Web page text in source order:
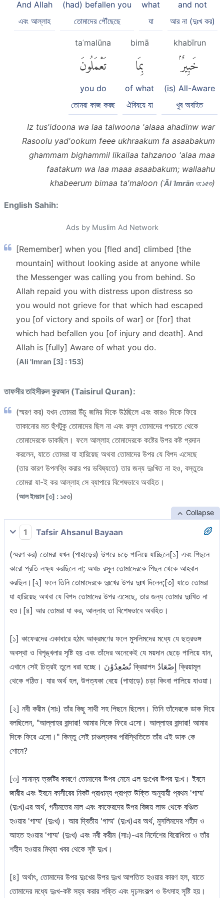
and not
আর না (দুঃখ কর)
what
যা
(had) befallen you
তোমাদের পৌঁছেছে
And Allah
এবং আল্লাহ
khabīrun
خَبِيرٌۢ
(is) All-Aware
খুব অবহিত
bimā
بِمَا
of what
ঐবিষয়ে যা
taʿmalūna
تَعْمَلُونَ
you do
তোমরা কাজ করছ
Iz tus'idoona wa laa talwoona 'alaaa ahadinw war
Rasoolu yad'ookum feee ukhraakum fa asaabakum
ghammam bighammil likailaa tahzanoo 'alaa maa
faatakum wa laa maaa asaabakum; wallaahu
khabeerum bimaa ta'maloon (ʾĀl ʿImrān ৩:১৫৩)
English Sahih:
Ads by Muslim Ad Network
[Remember] when you [fled and] climbed [the
mountain] without looking aside at anyone while
the Messenger was calling you from behind. So
Allah repaid you with distress upon distress so
you would not grieve for that which had escaped
you [of victory and spoils of war] or [for] that
which had befallen you [of injury and death]. And
Allah is [fully] Aware of what you do.
(Ali 'Imran [3] : 153)
তাফসীর তাইসীরুল কুরআন (Taisirul Quran):
(স্মরণ কর) যখন তোমরা উঁচু জমির দিকে উঠছিলে এবং কারও দিকে ফিরে
তাকানোর মত হুঁশটুকু তোমাদের ছিল না এবং রসূল তোমাদের পশ্চাতে থেকে
তোমাদেরকে ডাকছিল। ফলে আল্লাহ তোমাদেরকে কষ্টের উপর কষ্ট প্রদান
করলেন, যাতে তোমরা যা হারিয়েছ অথবা তোমাদের উপর যে বিপদ এসেছে
(তার কারণ উপলব্ধি করার পর ভবিষ্যতে) তার জন্য দুঃখিত না হও, বস্তুতঃ
তোমরা যা-ই কর আল্লাহ সে ব্যাপারে বিশেষভাবে অবহিত।
(আল ইমরান [৩] : ১৫৩)
Collapse
1 Tafsir Ahsanul Bayaan
(স্মরণ কর) তোমরা যখন (পাহাড়ের) উপরে চড়ে পালিয়ে যাচ্ছিলে[১] এবং পিছনে
কারো প্রতি লক্ষ্য করছিলে না; অথচ রসূল তোমাদেরকে পিছন থেকে আহবান
করছিল।[২] ফলে তিনি তোমাদেরকে দুঃখের উপর দুঃখ দিলেন;[৩] যাতে তোমরা
যা হারিয়েছ অথবা যে বিপদ তোমাদের উপর এসেছে, তার জন্য তোমার দুঃখিত না
হও।[৪] আর তোমরা যা কর, আল্লাহ তা বিশেষভাবে অবহিত।
[১] কাফেরদের একাধারে হঠাৎ আক্রমণের ফলে মুসলিমদের মধ্যে যে ছত্রভঙ্গ
অবস্থা ও বিশৃঙ্খলার সৃষ্টি হয় এবং তাঁদের অনেকেই যে ময়দান ছেড়ে পালিয়ে যান,
এখানে সেই চিত্রই তুলে ধরা হচ্ছে। تُصْعِدُوْنَ ক্রিয়াপদ إِصْعَادٌ ক্রিয়ামূল
থেকে গঠিত। যার অর্থ হল, উপত্যকা বেয়ে (পাহাড়ে) চড়া কিংবা পালিয়ে যাওয়া।
[২] নবী করীম (সাঃ) তাঁর কিছু সাথী সহ পিছনে ছিলেন। তিনি তাঁদেরকে ডাক দিয়ে
বলছিলেন, "আল্লাহর বান্দারা! আমার দিকে ফিরে এসো। আল্লাহর বান্দারা! আমার
দিকে ফিরে এসো।" কিন্তু সেই চাঞ্চল্যকর পরিস্থিতিতে তাঁর এই ডাক কে
শোনে?
[৩] সামান্য ত্রুটির কারণে তোমাদের উপর নেমে এল দুঃখের উপর দুঃখ। ইবনে
জারীর এবং ইবনে কাসীরের নিকট প্রাধান্য প্রাপ্ত উক্তি অনুযায়ী প্রথম 'গাম্ম'
(দুঃখ)এর অর্থ, গনীমতের মাল এবং কাফেরদের উপর বিজয় লাভ থেকে বঞ্চিত
হওয়ার 'গাম্ম' (দুঃখ)। আর দ্বিতীয় 'গাম্ম' (দুঃখ)এর অর্থ, মুসলিমদের শহীদ ও
আহত হওয়ার 'গাম্ম' (দুঃখ) এবং নবী করীম (সাঃ)-এর নির্দেশের বিরোধিতা ও তাঁর
শহীদ হওয়ার মিথ্যা খবর থেকে সৃষ্ট দুঃখ।
[৪] অর্থাৎ, তোমাদের উপর দুঃখের উপর দুঃখ আপতিত হওয়ার কারণ হল, যাতে
তোমাদের মধ্যে দুঃখ-কষ্ট সহ্য করার শক্তি এবং দৃঢ়সংকল্প ও উৎসাহ সৃষ্টি হয়।